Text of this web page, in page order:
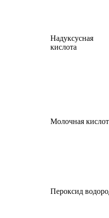
Надуксусная
кислота
Молочная
Пероксид